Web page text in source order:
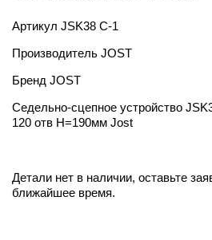
Артикул JSK38 C-1
Производитель JOST
Бренд JOST
Седельно-сцепное устройство
120 отв H=190мм Jost
Детали нет в наличии, оставьте
ближайшее время.